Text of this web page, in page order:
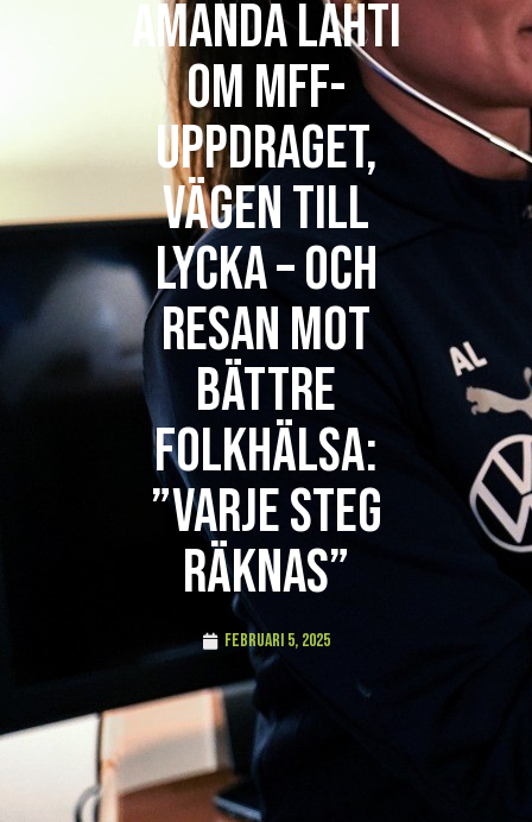
Amanda Lahti
om MFF-
uppdraget,
vägen till
lycka – och
resan mot
bättre
folkhälsa:
”Varje steg
räknas”
februari 5, 2025